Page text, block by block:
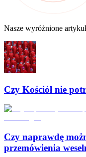
Nasze wyróżnione
Czy Kościół nie
Czy naprawdę
przemówienia